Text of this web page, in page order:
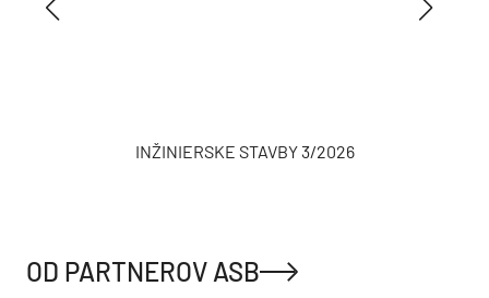
INŽINIERSKE STAVBY 3/2026
OD PARTNEROV ASB